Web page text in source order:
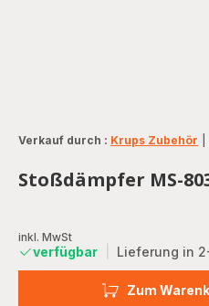
Verkauf durch : Krups Zubehör
Stoßdämpfer MS-
inkl. MwSt
verfügbar Lieferung in
Zum